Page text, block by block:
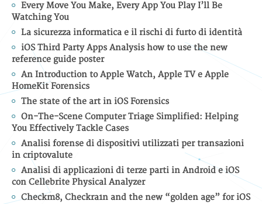
Every Move You Make, Every App You Play I’ll Be
Watching You
La sicurezza informatica e il rischi di furto di identità
iOS Third Party Apps Analysis how to use the new
reference guide poster
An Introduction to Apple Watch, Apple TV e Apple
HomeKit Forensics
The state of the art in iOS Forensics
On-The-Scene Computer Triage Simplified: Helping
You Effectively Tackle Cases
Analisi forense di dispositivi utilizzati per transazioni
in criptovalute
Analisi di applicazioni di terze parti in Android e iOS
con Cellebrite Physical Analyzer
Checkm8, Checkra1n and the new “golden age” for iOS